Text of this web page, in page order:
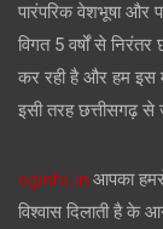
पारंपरिक वेशभूषा और
विगत 5 वर्षों से
कर रही है और हम इस
इसी तरह छत्तीसगढ़
cginfo.in आपका
विश्वास दिलाती है के